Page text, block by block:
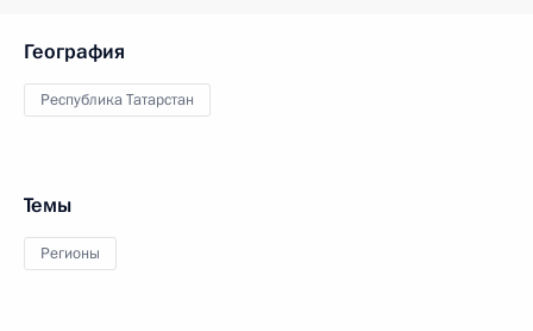
География
Республика Татарстан
Темы
Регионы